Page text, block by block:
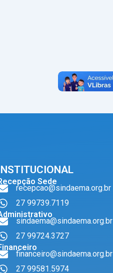
Sede
recepcao@sindaema.org.br
27 99739.7119
sindaema@sindaema.org.br
27 99724.3727
financeiro@sindaema.org.br
27 99581.5974